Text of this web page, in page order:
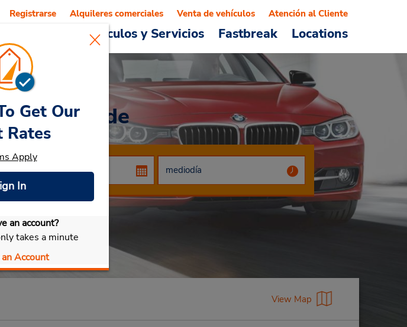
Vehículos y Servicios Fastbreak Locations
Registrarse Alquileres comerciales Venta de vehículos Atención al Cliente
at Carnaxide
mi vehículo
Get Our
Rates
Apply
In
an account?
takes a minute
Account
View Map